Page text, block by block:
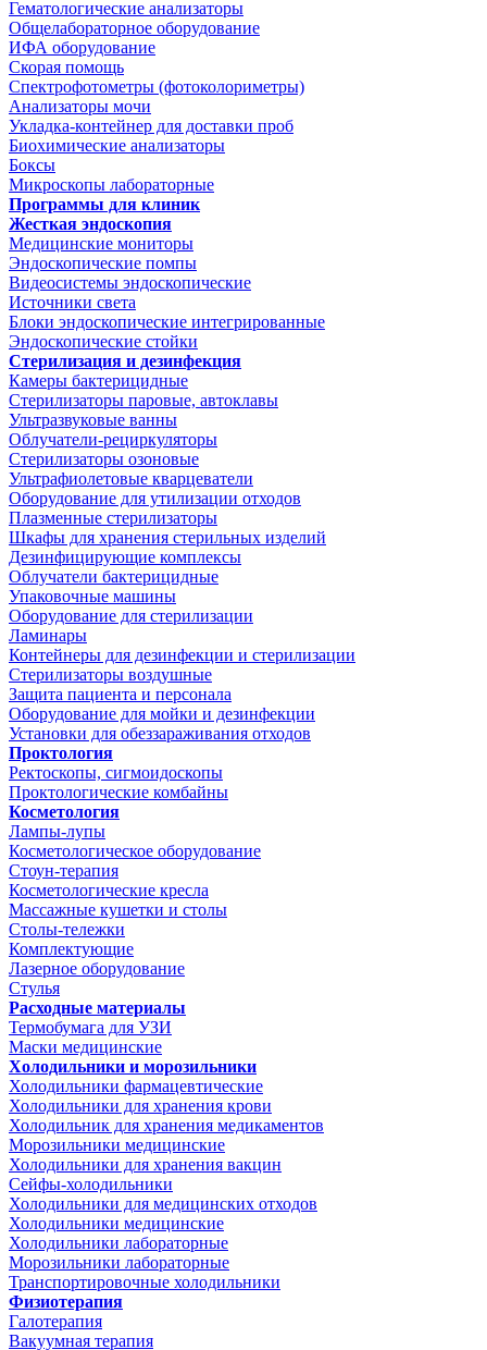
Гематологические анализаторы
Общелабораторное оборудование
ИФА оборудование
Скорая помощь
Спектрофотометры (фотоколориметры)
Анализаторы мочи
Укладка-контейнер для доставки проб
Биохимические анализаторы
Боксы
Микроскопы лабораторные
Программы для клиник
Жесткая эндоскопия
Медицинские мониторы
Эндоскопические помпы
Видеосистемы эндоскопические
Источники света
Блоки эндоскопические интегрированные
Эндоскопические стойки
Стерилизация и дезинфекция
Камеры бактерицидные
Стерилизаторы паровые, автоклавы
Ультразвуковые ванны
Облучатели-рециркуляторы
Стерилизаторы озоновые
Ультрафиолетовые кварцеватели
Оборудование для утилизации отходов
Плазменные стерилизаторы
Шкафы для хранения стерильных изделий
Дезинфицирующие комплексы
Облучатели бактерицидные
Упаковочные машины
Оборудование для стерилизации
Ламинары
Контейнеры для дезинфекции и стерилизации
Стерилизаторы воздушные
Защита пациента и персонала
Оборудование для мойки и дезинфекции
Установки для обеззараживания отходов
Проктология
Ректоскопы, сигмоидоскопы
Проктологические комбайны
Косметология
Лампы-лупы
Косметологическое оборудование
Стоун-терапия
Косметологические кресла
Массажные кушетки и столы
Столы-тележки
Комплектующие
Лазерное оборудование
Стулья
Расходные материалы
Термобумага для УЗИ
Маски медицинские
Холодильники и морозильники
Холодильники фармацевтические
Холодильники для хранения крови
Холодильник для хранения медикаментов
Морозильники медицинские
Холодильники для хранения вакцин
Сейфы-холодильники
Холодильники для медицинских отходов
Холодильники медицинские
Холодильники лабораторные
Морозильники лабораторные
Транспортировочные холодильники
Физиотерапия
Галотерапия
Вакуумная терапия